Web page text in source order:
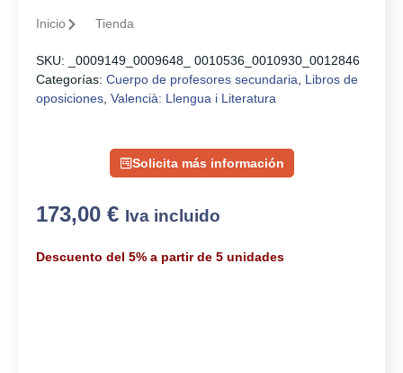
Inicio Tienda
SKU:
_0009149_0009648_ 0010536_0010930_0012846
Categorías: Cuerpo de profesores secundaria
Libros de
oposiciones Valencià: Llengua i Literatura
Solicita más información
173,00 € Iva incluido
Descuento del 5% a partir de 5 unidades